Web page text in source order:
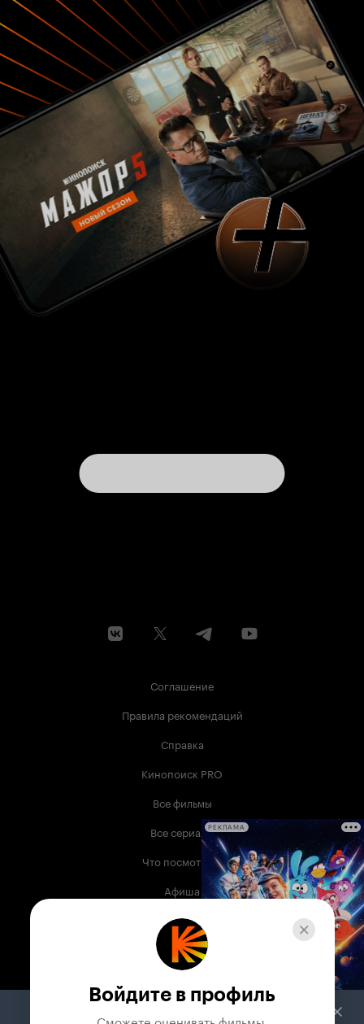
Соглашение
Правила рекомендаций
Справка
Кинопоиск PRO
Все фильмы
Все сериалы
Что посмотреть
Афиша
Музыка
Телепрограмма
Служба поддержки
РЕКЛАМА
Войдите в профиль